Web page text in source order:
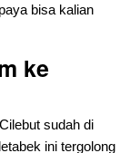
bisa kalian
ke
sudah di
ini tergolong